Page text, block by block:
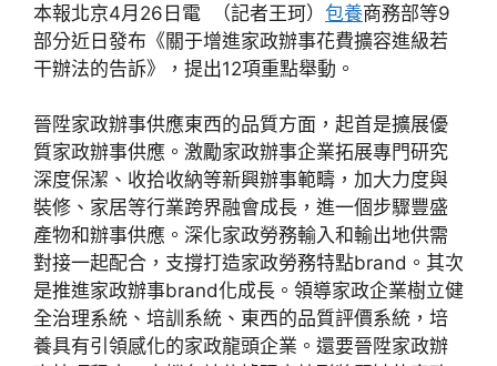
本報北京4月26日電 （記者王珂） 包養商務部等9
部分近日發布《關于增進家政辦事花費擴容進級若
干辦法的告訴》，提出12項重點舉動。
晉陞家政辦事供應東西的品質方面，起首是擴展優
質家政辦事供應。激勵家政辦事企業拓展專門研究
深度保潔、收拾收納等新興辦事範疇，加大力度與
裝修、家居等行業跨界融會成長，進一個步驟豐盛
產物和辦事供應。深化家政勞務輸入和輸出地供需
對接一起配合，支撐打造家政勞務特點brand。其次
是推進家政辦事brand化成長。領導家政企業樹立健
全治理系統、培訓系統、東西的品質評價系統，培
養具有引領感化的家政龍頭企業。還要晉陞家政辦